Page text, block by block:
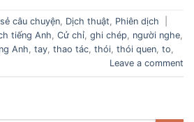
câu chuyện, Dịch thuật, Phiên dịch
tiếng Anh, Cử chỉ, ghi chép, người nghe,
Anh, tay, thao tác, thói, thói quen, to,
Leave a comment